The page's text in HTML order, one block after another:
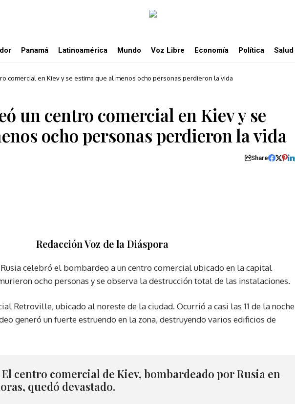
Panamá Latinoamérica Mundo Voz Libre Economía Política Salud
comercial en Kiev y se estima que al menos ocho personas perdieron la vida
un centro comercial en Kiev y se
ocho personas perdieron la vida
Share
Redacción Voz de la Diáspora
celebró el bombardeo a un centro comercial ubicado en la capital
ocho personas y se observa la destrucción total de las instalaciones.
Retroville, ubicado al noreste de la ciudad. Ocurrió a casi las 11 de la noche
generó un fuerte estruendo en la zona, destruyendo varios edificios de
centro comercial de Kiev, bombardeado por Rusia en
quedó devastado.